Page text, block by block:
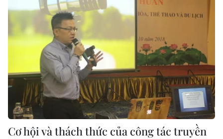
Cơ hội và thách thức của công tác truyền